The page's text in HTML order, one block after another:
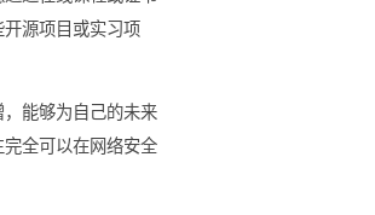
，将使自己在面试官面前显得
可以考虑通过在线课程或证书
参与一些开源项目或实习项